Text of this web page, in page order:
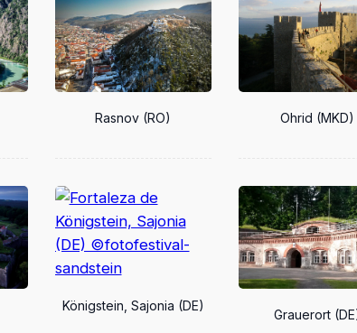
Rasnov (RO) Ohrid (MKD)
Königstein, Sajonia (DE)
Grauerort